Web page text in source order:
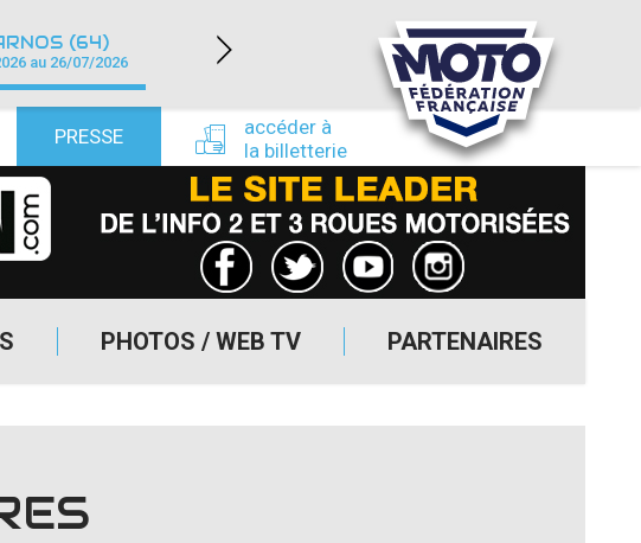
PHOTOS / WEB TV PARTENAIRES
PRESSE
accéder à
la billetterie
(64)
au 26/07/2026
LÉDENON (30)
du 22/08/2026 au 23/08/2026